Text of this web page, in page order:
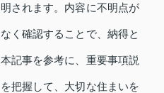
されます。内容に不明点が
く確認することで、納得と
記事を参考に、重要事項説
把握して、大切な住まいを